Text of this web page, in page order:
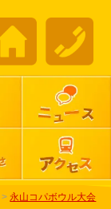
> 永山コパボウル大会